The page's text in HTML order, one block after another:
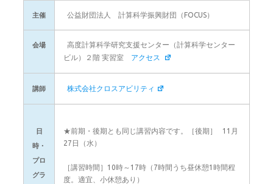
主催 公益財団法人 計算科学振興財団（FOCUS）
会場
高度計算科学研究支援センター（計算科学センター
ビル）２階 実習室 アクセス
講師 株式会社クロスアビリティ
日
時・
プロ
グラ
★前期・後期とも同じ講習内容です。［後期］ 11月
27日（水）
［講習時間］10時～17時（7時間うち昼休憩1時間程
度。適宜、小休憩あり）